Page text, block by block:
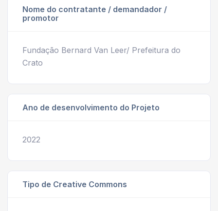
Nome do contratante / demandador /
promotor
Fundação Bernard Van Leer/ Prefeitura do
Crato
Ano de desenvolvimento do Projeto
2022
Tipo de Creative Commons